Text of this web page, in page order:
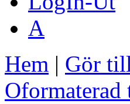
A
Hem | Gör
Oformaterad